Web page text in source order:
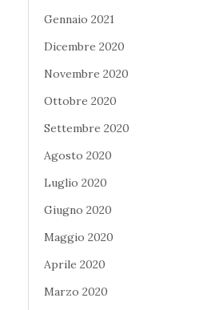
Gennaio 2021
Dicembre 2020
Novembre 2020
Ottobre 2020
Settembre 2020
Agosto 2020
Luglio 2020
Giugno 2020
Maggio 2020
Aprile 2020
Marzo 2020